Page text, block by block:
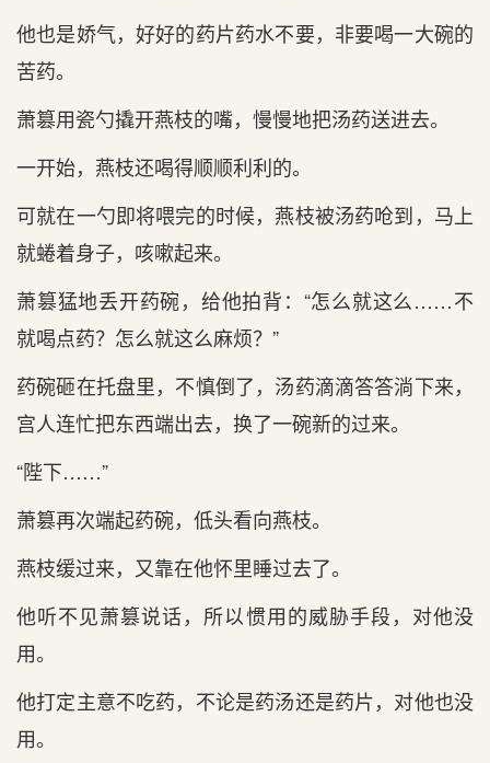
他也是娇气，好好的药片药水不要，非要喝一大碗的
苦药。
萧篡用瓷勺撬开燕枝的嘴，慢慢地把汤药送进去。
一开始，燕枝还喝得顺顺利利的。
可就在一勺即将喂完的时候，燕枝被汤药呛到，马上
就蜷着身子，咳嗽起来。
萧篡猛地丢开药碗，给他拍背：“怎么就这么……不
就喝点药？怎么就这么麻烦？”
药碗砸在托盘里，不慎倒了，汤药滴滴答答淌下来，
宫人连忙把东西端出去，换了一碗新的过来。
“陛下……”
萧篡再次端起药碗，低头看向燕枝。
燕枝缓过来，又靠在他怀里睡过去了。
他听不见萧篡说话，所以惯用的威胁手段，对他没
用。
他打定主意不吃药，不论是药汤还是药片，对他也没
用。